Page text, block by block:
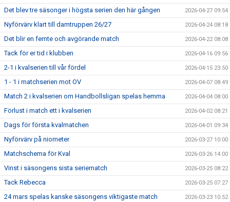
Det blev tre säsonger i högsta serien den här gången 2026-04-27 09:54
Nyförvärv klart till damtruppen 26/27 2026-04-24 08:18
Det blir en femte och avgörande match 2026-04-22 08:08
Tack för er tid i klubben 2026-04-16 09:56
2-1 i kvalserien till vår fördel 2026-04-15 23:50
1 - 1 i matchserien mot OV 2026-04-07 08:49
Match 2 i kvalserien om Handbollsligan spelas hemma 2026-04-04 08:00
Förlust i match ett i kvalserien 2026-04-02 08:21
Dags för första kvalmatchen 2026-04-01 09:34
Nyförvärv på niometer 2026-03-27 10:00
Matchschema för Kval 2026-03-26 14:00
Vinst i säsongens sista seriematch 2026-03-25 08:22
Tack Rebecca 2026-03-25 07:27
24 mars spelas kanske säsongens viktigaste match 2026-03-23 10:52